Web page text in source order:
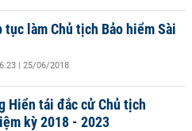
tục làm Chủ tịch Bảo hiểm Sài
| 25/06/2018
Hiển tái đắc cử Chủ tịch
kỳ 2018 - 2023